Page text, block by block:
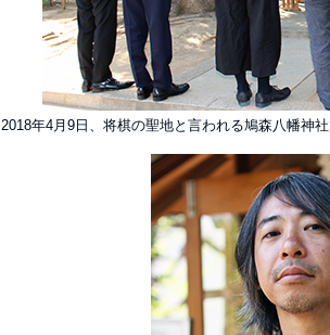
2018年4月9日、将棋の聖地と言われる鳩森八幡神